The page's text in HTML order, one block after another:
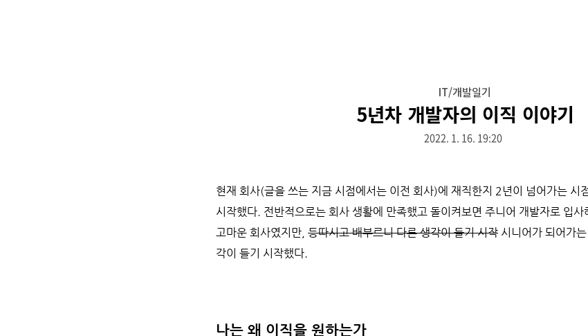
IT/개발일기
5년차 개발자의 이직 이야기
2022. 1. 16. 19:20
현재 회사(글을 쓰는 지금 시점에서는 이전 회사)에 재직한지 2년이 넘어가는 시
시작했다. 전반적으로는 회사 생활에 만족했고 돌이켜보면 주니어 개발자로 입사
고마운 회사였지만, 등따시고 배부르니 다른 생각이 들기 시작 시니어가 되어가
각이 들기 시작했다.
나는 왜 이직을 원하는가